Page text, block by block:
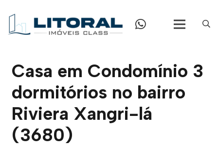
Casa em Condomínio 3
dormitórios no bairro
Riviera Xangri-lá
(3680)